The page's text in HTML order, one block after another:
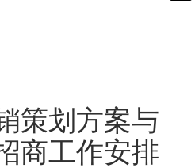
策划方案与
商工作安排